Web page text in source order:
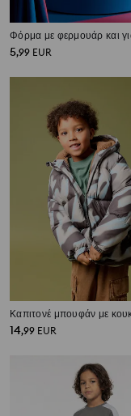
5,99 EUR
14,99 EUR